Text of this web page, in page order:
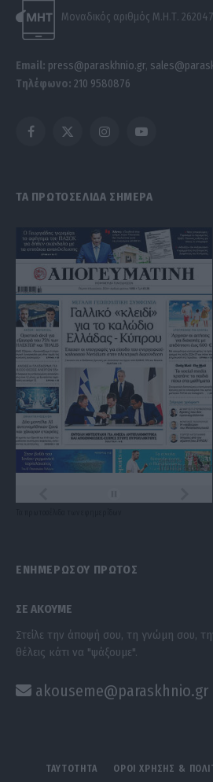
Μοναδικός αριθμός Μ.Η.Τ. 262047
Email: press@paraskhnio.gr,
Τηλέφωνο: 210 9580876
Facebook
X
InstagramYouTube
ΤΑ ΠΡΩΤΟΣΕΛΙΔΑ ΣΗΜΕΡΑ
ΕΝΗΜΕΡΩΣΟΥ ΠΡΩΤΟΣ
ΣΕ ΑΚΟΥΜΕ
Στείλε την άποψή σου, τη γνώμη σου,
θέλεις κάτι να "ψάξουμε".
akouseme@paraskhnio.gr
ΤΑΥΤΟΤΗΤΑ ΟΡΟΙ ΧΡΗΣΗΣ &